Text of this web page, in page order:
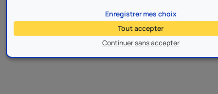
Continuer sans accepter
Enregistrer mes choix
Tout accepter